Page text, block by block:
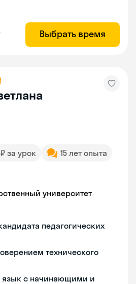
Выбрать время
за урок
15 лет опыта
университет
педагогических
технического
язык с начинающими и